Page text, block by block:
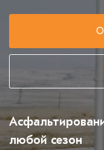
любой сезон